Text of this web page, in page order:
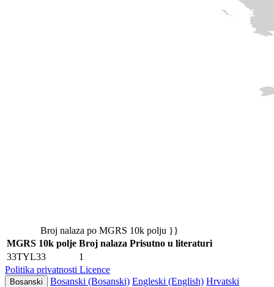
Broj nalaza po MGRS 10k polju }}
MGRS 10k polje Broj nalaza Prisutno u literaturi
33TYL33
1
Politika privatnosti Licence
Bosanski Bosanski (Bosanski) Engleski (English) Hrvatski